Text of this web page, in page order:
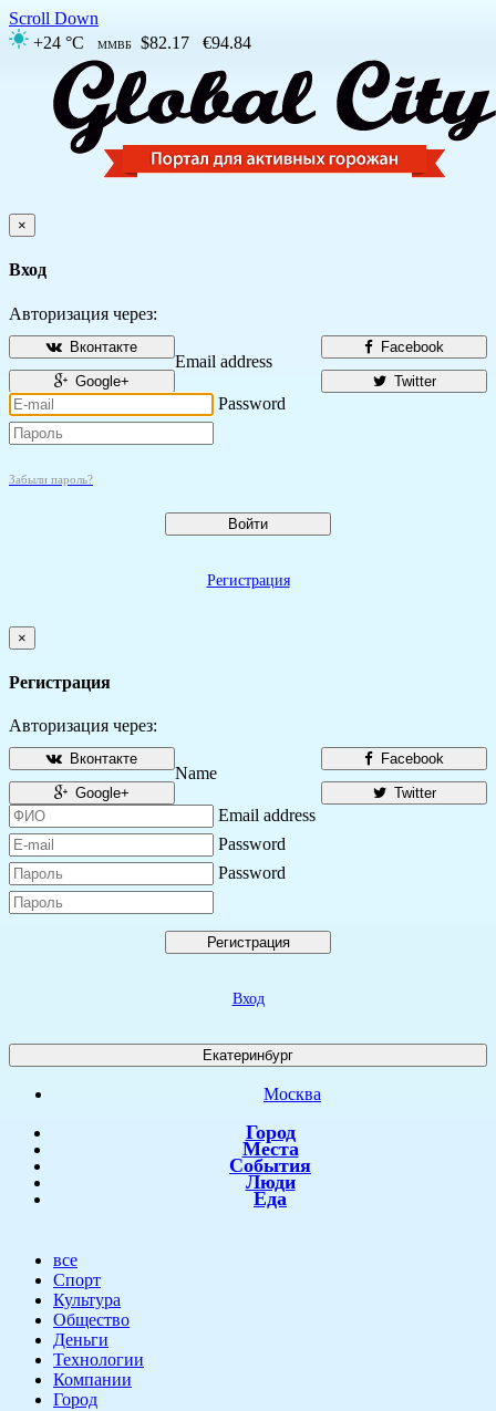
Scroll Down
+24 °C
ММВБ $82.17 €94.84
×
Вход
Авторизация через:
Facebook
Вконтакте
Twitter
Google+
Email address
Password
Забыли пароль?
Войти
Регистрация
×
Регистрация
Авторизация через:
Facebook
Вконтакте
Twitter
Google+
Name
Email address
Password
Password
Регистрация
Вход
Екатеринбург
Москва
Город
Места
События
Люди
Еда
все
Спорт
Культура
Общество
Деньги
Технологии
Компании
Город